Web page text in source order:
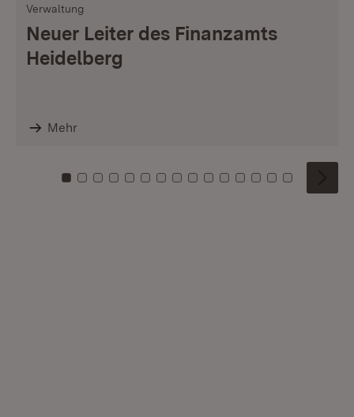
Verwaltung
Neuer Leiter des Finanzamts
Heidelberg
Mehr
Zu Kachel: 0
Zu Kachel: 1
Zu Kachel: 2
Zu Kachel: 3
Zu Kachel: 4
Zu Kachel: 5
Zu Kachel: 6
Zu Kachel: 7
Zu Kachel: 8
Zu Kachel: 9
Zu Kachel: 10
Zu Kachel: 11
Zu Kachel: 12
Zu Kachel:
Zu